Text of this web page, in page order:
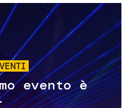
evento è